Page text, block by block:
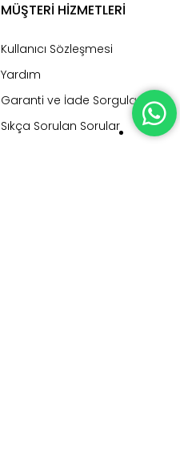
MÜŞTERİ HİZMETLERİ
Kullanıcı Sözleşmesi
Yardım
Garanti ve İade Sorgulama
Sıkça Sorulan Sorular